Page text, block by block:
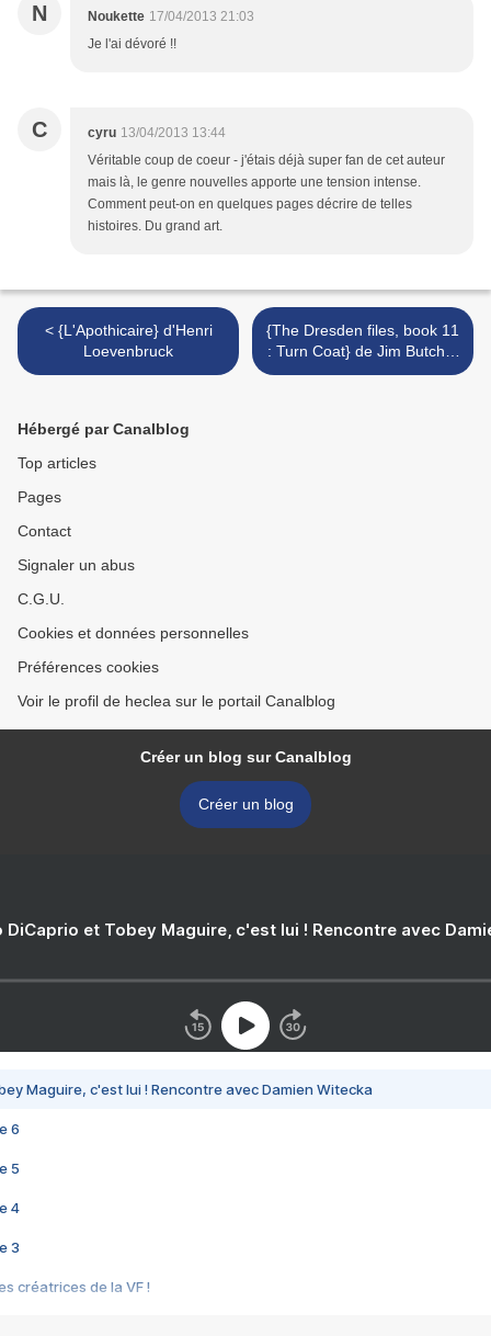
N Noukette 17/04/2013 21:03
Je l'ai dévoré !!
C cyru 13/04/2013 13:44
Véritable coup de coeur - j'étais déjà super fan de cet auteur
mais là, le genre nouvelles apporte une tension intense.
Comment peut-on en quelques pages décrire de telles
histoires. Du grand art.
< {L'Apothicaire} d'Henri
Loevenbruck
{The Dresden files, book 11
: Turn Coat} de Jim Butcher
>
Hébergé par Canalblog
Top articles
Pages
Contact
Signaler un abus
C.G.U.
Cookies et données personnelles
Préférences cookies
Voir le profil de heclea sur le portail Canalblog
Créer un blog sur Canalblog
Créer un blog
DiCaprio et Tobey Maguire, c'est lui ! Rencontre avec
Maguire, c'est lui ! Rencontre avec Damien Witecka
6
5
4
3
créatrices de la VF !